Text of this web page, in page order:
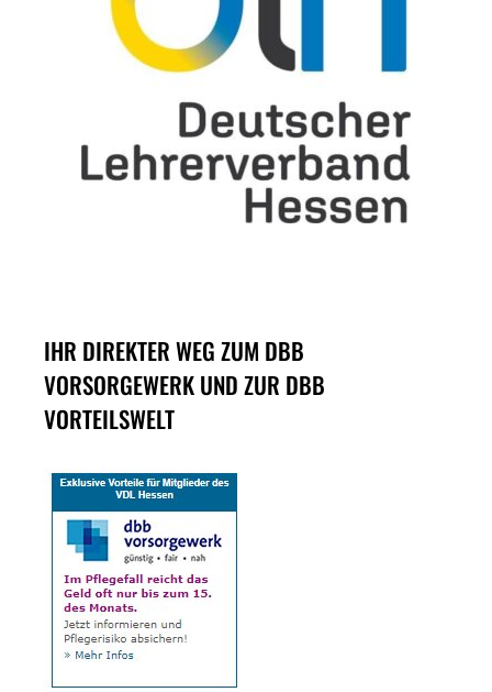
IHR DIREKTER WEG ZUM DBB
VORSORGEWERK UND ZUR DBB
VORTEILSWELT